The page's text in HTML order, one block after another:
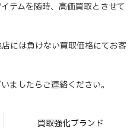
テムを随時、高価買取とさせて
には負けない買取価格にてお客
ましたらご連絡ください。
買取強化ブランド